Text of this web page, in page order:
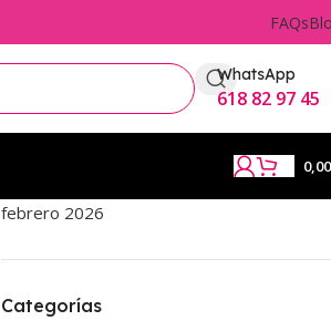
FAQs
WhatsApp
618 82 97 45
febrero 2026
Categorías